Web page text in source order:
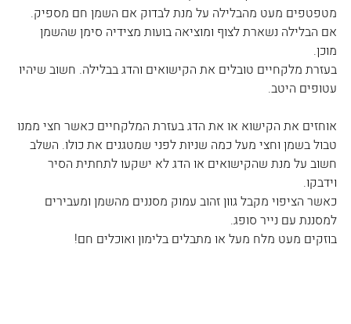
מטפטפים מעט מהבלילה על מנת לבדוק אם השמן חם מספיק.
אם הבלילה נשארת לצוף ומוציאה בועות מצידיה סימן שהשמן
מוכן.
בעזרת מלקחיים טובלים את הקישואים והדג בבלילה. חשוב שיהיו
עטופים היטב.
אוחזים את הקישוא או את הדג בעזרת המלקחיים כאשר חצי ממנו
טבול בשמן וחצי מעל כמה שניות לפני שמטגנים את כולו. השלב
חשוב על מנת שהקישואים או הדג לא ישקעו לתחתית הסיר
וידבקו.
כאשר הציפוי מקבל גוון זהוב עמוק מסננים מהשמן ומעבירים
למסננת עם נייר סופג.
בוזקים מעט מלח מעל או מתבלים בלימון ואוכלים חם!